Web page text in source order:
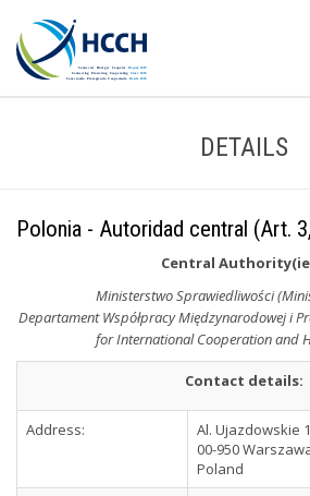
DETAILS
Polonia - Autoridad central (Art.
Central
Ministerstwo Sprawiedliwości
Departament Współpracy Międzynarodowej i
for International Cooperation and
Contact details:
Address:
Al. Ujazdowskie
00-950
Poland